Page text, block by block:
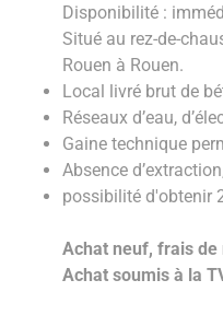
Disponibilité :
Situé au rez-de-
Rouen à Rouen.
Local livré brut de
Réseaux d’eau,
Gaine technique
Absence
possibilité d'obtenir
Achat neuf, frais
Achat soumis à la